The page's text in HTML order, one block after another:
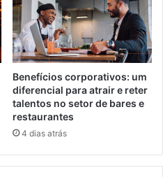
Benefícios corporativos: um
diferencial para atrair e reter
talentos no setor de bares e
restaurantes
4 dias atrás